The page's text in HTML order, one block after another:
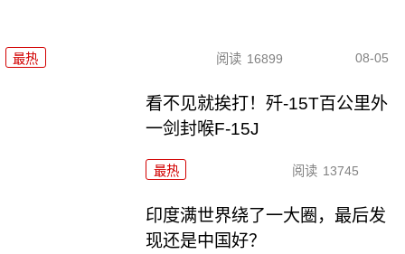
最热 阅读 16899 08-05
看不见就挨打！歼-15T百公里外
一剑封喉F-15J
最热 阅读 13745
印度满世界绕了一大圈，最后发
现还是中国好？